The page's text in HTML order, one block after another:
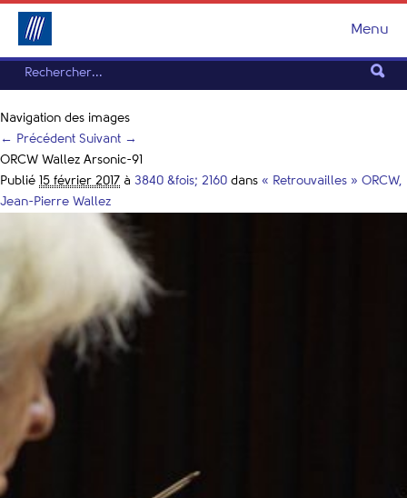
Menu
Navigation des images
← Précédent Suivant →
ORCW Wallez Arsonic-91
Publié 15 février 2017 à 3840 &fois; 2160 dans « Retrouvailles » ORCW,
Jean-Pierre Wallez